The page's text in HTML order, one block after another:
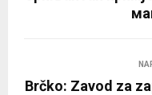
Brčko: Zavod za